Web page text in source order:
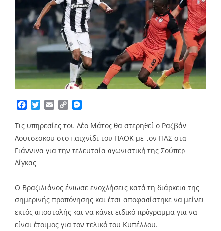
Facebook
TwitterEmailCopy
Τις υπηρεσίες του Λέο Μάτος θα στερηθεί ο Ραζβάν
Λουτσέσκου στο παιχνίδι του ΠΑΟΚ με τον ΠΑΣ στα
Γιάννινα για την τελευταία αγωνιστική της Σούπερ
Λίγκας.
Ο Βραζιλιάνος ένιωσε ενοχλήσεις κατά τη διάρκεια της
σημερινής προπόνησης και έτσι αποφασίστηκε να μείνει
εκτός αποστολής και να κάνει ειδικό πρόγραμμα για να
είναι έτοιμος για τον τελικό του Κυπέλλου.